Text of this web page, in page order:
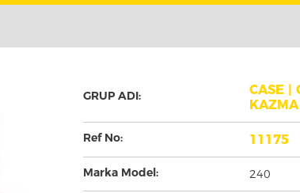
GRUP ADI:
CASE |
Ref No: 11175
Marka Model: 240